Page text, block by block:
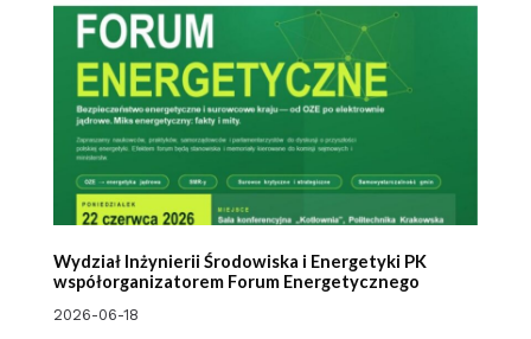
Wydział Inżynierii Środowiska i Energetyki PK
współorganizatorem Forum Energetycznego
2026-06-18